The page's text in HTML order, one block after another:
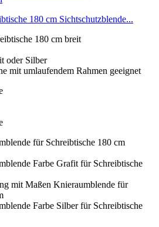
180 cm Sichtschutzblende...
180 cm breit
oder Silber
mit umlaufendem Rahmen geeignet